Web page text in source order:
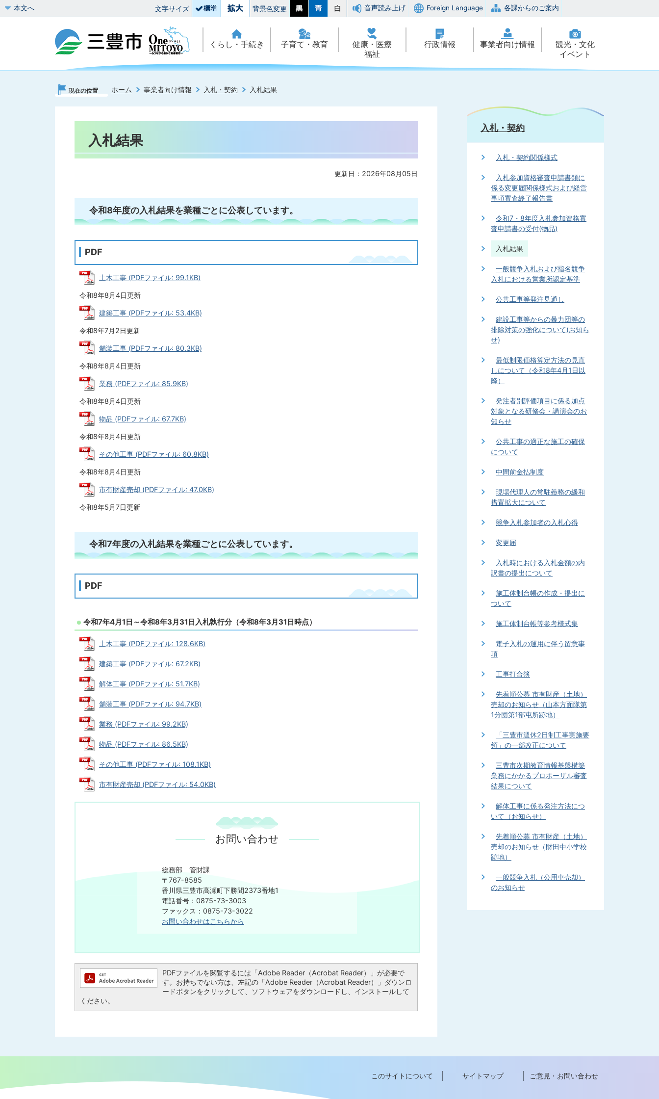
本文へ 文字サイズ 背景色変更 音声読み上げ Foreign Language 各課からのご案内
くらし・手続き 子育て・教育
健康・医療
福祉
行政情報 事業者向け情報
観光・文化
イベント
現在の位置 ホーム 事業者向け情報 入札・契約 入札結果
入札結果
更新日：2026年08月05日
令和8年度の入札結果を業種ごとに公表しています。
PDF
土木工事 (PDFファイル: 99.1KB)
令和8年8月4日更新
建築工事 (PDFファイル: 53.4KB)
令和8年7月2日更新
舗装工事 (PDFファイル: 80.3KB)
令和8年8月4日更新
業務 (PDFファイル: 85.9KB)
令和8年8月4日更新
物品 (PDFファイル: 67.7KB)
令和8年8月4日更新
その他工事 (PDFファイル: 60.8KB)
令和8年8月4日更新
市有財産売却 (PDFファイル: 47.0KB)
令和8年5月7日更新
令和7年度の入札結果を業種ごとに公表しています。
PDF
令和7年4月1日～令和8年3月31日入札執行分（令和8年3月31日時点）
土木工事 (PDFファイル: 128.6KB)
建築工事 (PDFファイル: 67.2KB)
解体工事 (PDFファイル: 51.7KB)
舗装工事 (PDFファイル: 94.7KB)
業務 (PDFファイル: 99.2KB)
物品 (PDFファイル: 86.5KB)
その他工事 (PDFファイル: 108.1KB)
市有財産売却 (PDFファイル: 54.0KB)
お問い合わせ
総務部 管財課
〒767-8585
香川県三豊市高瀬町下勝間2373番地1
電話番号：0875-73-3003
ファックス：0875-73-3022
お問い合わせはこちらから
PDFファイルを閲覧するには「Adobe Reader（Acrobat Reader）」が必要で
す。お持ちでない方は、左記の「Adobe Reader（Acrobat Reader）」ダウンロ
ードボタンをクリックして、ソフトウェアをダウンロードし、インストールして
ください。
入札・契約
入札・契約関係様式
入札参加資格審査申請書類に
係る変更届関係様式および経営
事項審査終了報告書
令和7・8年度入札参加資格審
査申請書の受付(物品)
入札結果
一般競争入札および指名競争
入札における営業所認定基準
公共工事等発注見通し
建設工事等からの暴力団等の
排除対策の強化について(お知ら
せ)
最低制限価格算定方法の見直
しについて（令和8年4月1日以
降）
発注者別評価項目に係る加点
対象となる研修会・講演会のお
知らせ
公共工事の適正な施工の確保
について
中間前金払制度
現場代理人の常駐義務の緩和
措置拡大について
競争入札参加者の入札心得
変更届
入札時における入札金額の内
訳書の提出について
施工体制台帳の作成・提出に
ついて
施工体制台帳等参考様式集
電子入札の運用に伴う留意事
項
工事打合簿
先着順公募 市有財産（土地）
売却のお知らせ（山本方面隊第
1分団第1部屯所跡地）
「三豊市週休2日制工事実施要
領」の一部改正について
三豊市次期教育情報基盤構築
業務にかかるプロポーザル審査
結果について
解体工事に係る発注方法につ
いて（お知らせ）
先着順公募 市有財産（土地）
売却のお知らせ（財田中小学校
跡地）
一般競争入札（公用車売却）
のお知らせ
このサイトについて サイトマップ ご意見・お問い合わせ